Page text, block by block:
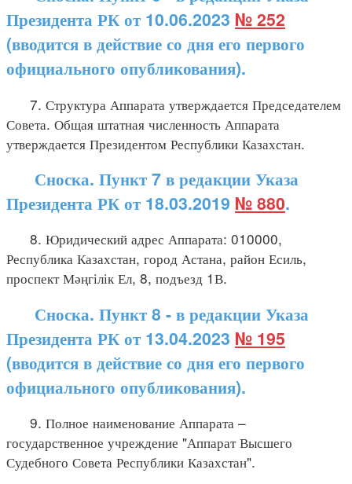
Президента РК от 10.06.2023 № 252
(вводится в действие со дня его первого
официального опубликования).
7. Структура Аппарата утверждается Председателем
Совета. Общая штатная численность Аппарата
утверждается Президентом Республики Казахстан.
Сноска. Пункт 7 в редакции Указа
Президента РК от 18.03.2019 № 880.
8. Юридический адрес Аппарата: 010000,
Республика Казахстан, город Астана, район Есиль,
проспект Мәңгілік Ел, 8, подъезд 1В.
Сноска. Пункт 8 - в редакции Указа
Президента РК от 13.04.2023 № 195
(вводится в действие со дня его первого
официального опубликования).
9. Полное наименование Аппарата –
государственное учреждение "Аппарат Высшего
Судебного Совета Республики Казахстан".